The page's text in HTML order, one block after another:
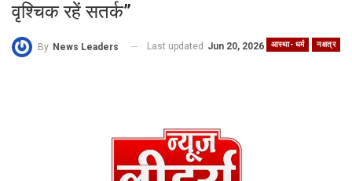
वृश्चिक रहें सतर्क”
आस्था- धर्म नक्षत्र
By News Leaders Last updated Jun 20, 2026